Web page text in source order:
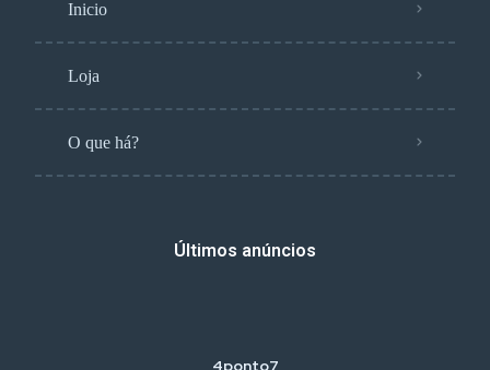
Inicio
Loja
O que há?
Últimos anúncios
4ponto7